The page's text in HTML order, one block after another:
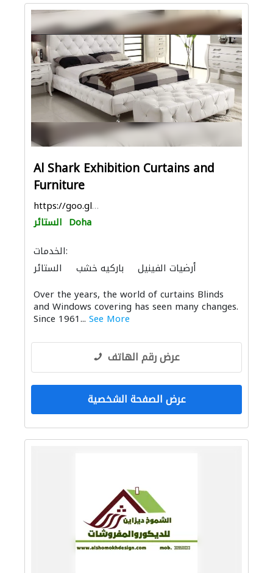
Al Shark Exhibition Curtains and
Furniture
https://goo.gl/maps/K4zc499wnRW3eUDTA
الستائر Doha
الخدمات:
الستائر
باركيه خشب أرضيات الفينيل
الأثاث المكتبي توريد الأقمشة والنسيج
Over the years, the world of curtains Blinds
and Windows covering has seen many changes.
Since 1961... See More
عرض رقم الهاتف
عرض الصفحة الشخصية